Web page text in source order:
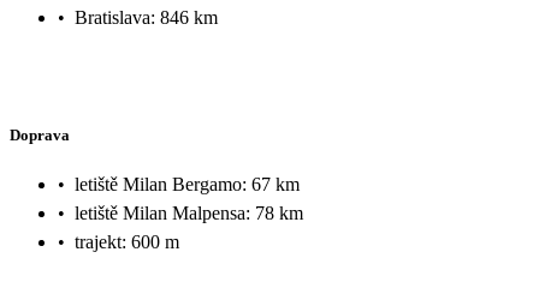
• Bratislava: 846 km
Doprava
• letiště Milan Bergamo: 67 km
• letiště Milan Malpensa: 78 km
• trajekt: 600 m